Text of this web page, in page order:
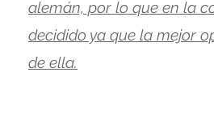
alemán, por lo que en la
decidido ya que la mejor
de ella.